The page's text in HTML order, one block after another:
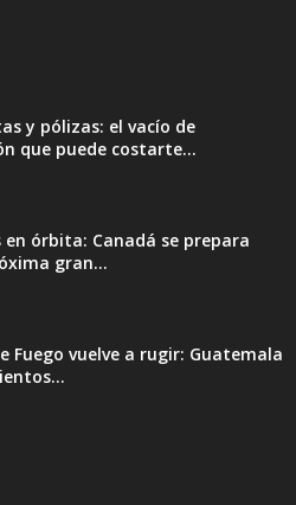
y pólizas: el vacío de
que puede costarte...
en órbita: Canadá se prepara
gran...
Fuego vuelve a rugir: Guatemala